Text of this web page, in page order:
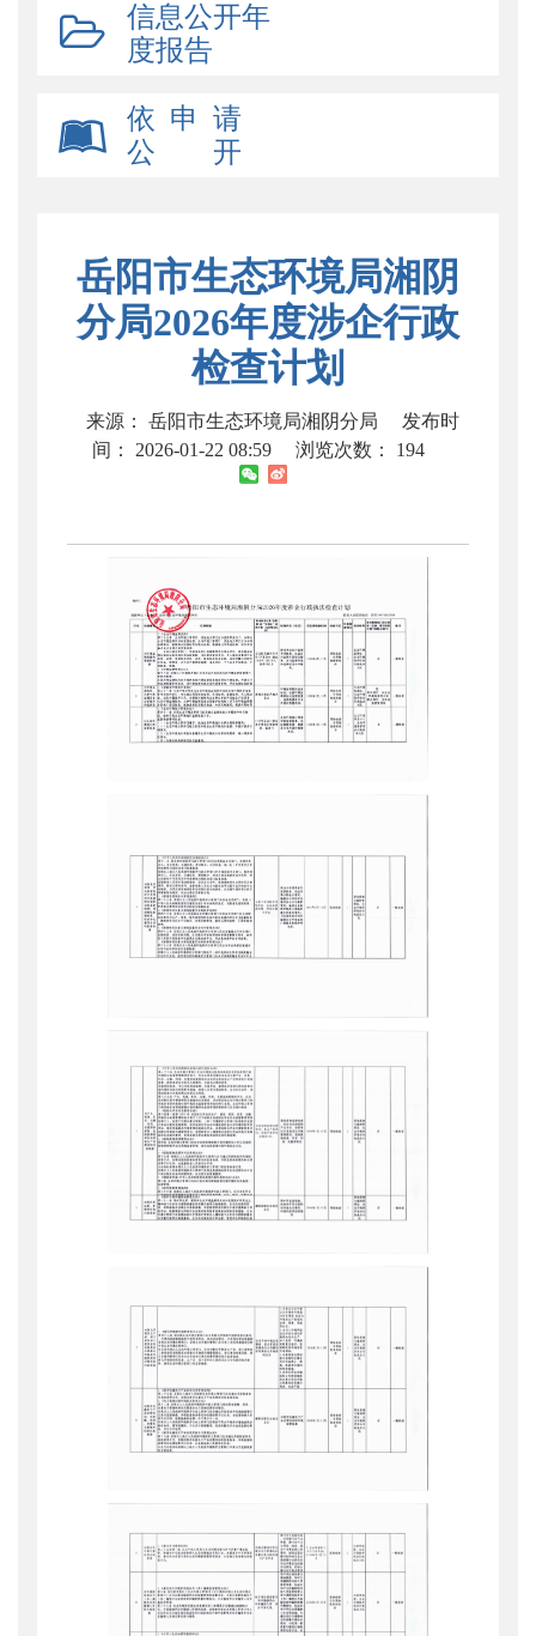
信息公开年
度报告
依 申 请
公 开
岳阳市生态环境局湘阴
分局2026年度涉企行政
检查计划
来源： 岳阳市生态环境局湘阴分局
发布时
间： 2026-01-22 08:59
浏览次数： 194